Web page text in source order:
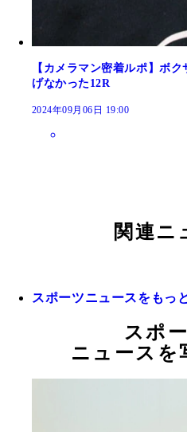
【カメラマン密着ルポ】ボ
げなかった12R
2024年09月06日 19:00
関連ニ
スポーツニュースをもっ
スポ
ニュースを